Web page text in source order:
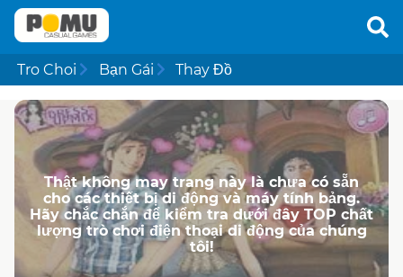
Tro Choi Bạn Gái Thay Đồ
Thật không may trang này là chưa có sẵn
cho các thiết bị di động và máy tính bảng.
Hãy chắc chắn để kiểm tra dưới đây TOP chất
lượng trò chơi điện thoại di động của chúng
tôi!